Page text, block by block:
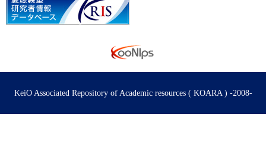
KeiO Associated Repository of Academic resources ( KOARA ) -2008-